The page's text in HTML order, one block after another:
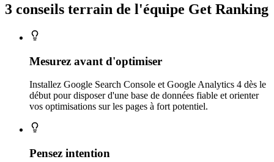
3 conseils terrain de l'équipe Get Ranking
Mesurez avant d'optimiser
Installez Google Search Console et Google Analytics 4 dès le
début pour disposer d'une base de données fiable et orienter
vos optimisations sur les pages à fort potentiel.
Pensez intention